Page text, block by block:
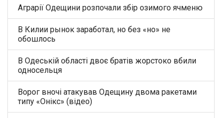
Аграрії Одещини розпочали збір озимого ячменю
В Килии рынок заработал, но без «но» не
обошлось
В Одеській області двоє братів жорстоко вбили
односельця
Ворог вночі атакував Одещину двома ракетами
типу «Онікс» (відео)